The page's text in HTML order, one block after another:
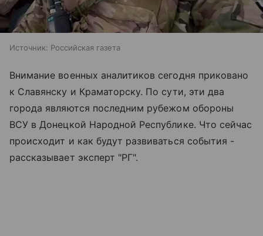
Источник: Российская газета
Внимание военных аналитиков сегодня приковано
к Славянску и Краматорску. По сути, эти два
города являются последним рубежом обороны
ВСУ в Донецкой Народной Республике. Что сейчас
происходит и как будут развиваться события -
рассказывает эксперт "РГ".